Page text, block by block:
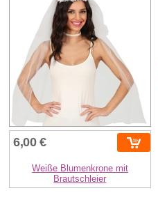
6,00 €
Weiße Blumenkrone mit
Brautschleier